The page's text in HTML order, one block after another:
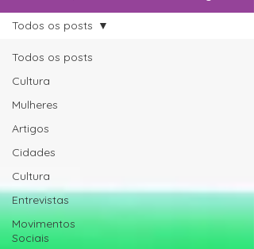
Todos os posts
Cultura
Mulheres
Artigos
Cidades
Cultura
Entrevistas
Movimentos
Sociais
Todos os posts